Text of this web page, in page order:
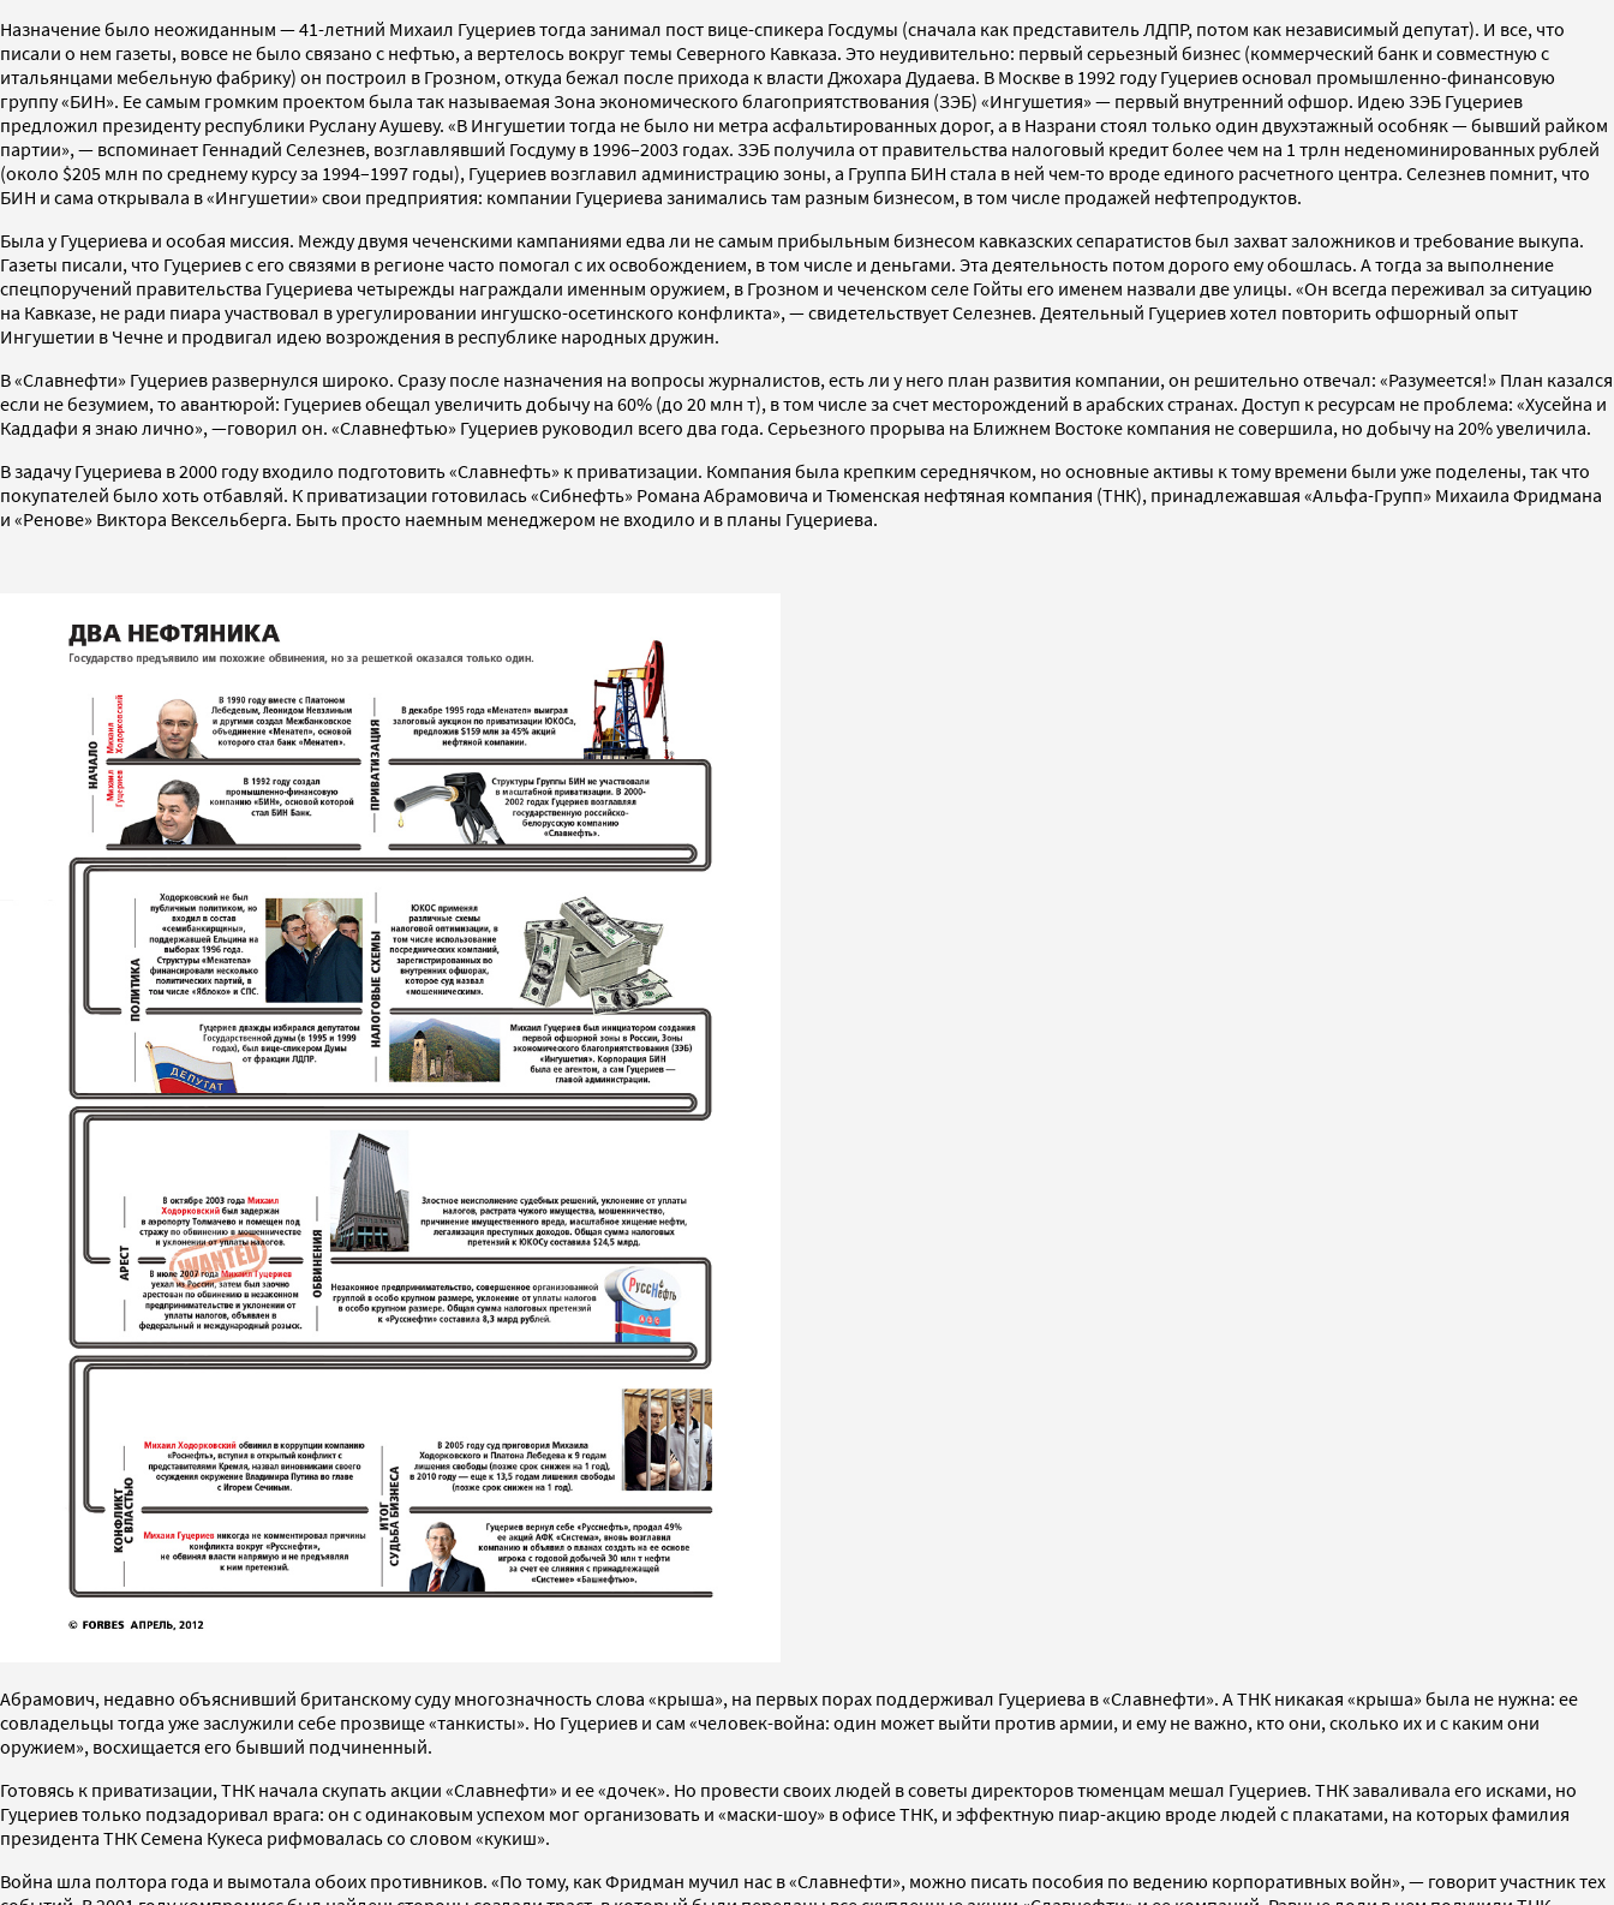
Назначение было неожиданным — 41-летний Михаил Гуцериев тогда занимал пост вице-спикера Госдумы (сначала как представитель ЛДПР, потом как независимый депутат). И все, что
писали о нем газеты, вовсе не было связано с нефтью, а вертелось вокруг темы Северного Кавказа. Это неудивительно: первый серьезный бизнес (коммерческий банк и совместную с
итальянцами мебельную фабрику) он построил в Грозном, откуда бежал после прихода к власти Джохара Дудаева. В Москве в 1992 году Гуцериев основал промышленно-финансовую
группу «БИН». Ее самым громким проектом была так называемая Зона экономического благоприятствования (ЗЭБ) «Ингушетия» — первый внутренний офшор. Идею ЗЭБ Гуцериев
предложил президенту республики Руслану Аушеву. «В Ингушетии тогда не было ни метра асфальтированных дорог, а в Назрани стоял только один двухэтажный особняк — бывший райком
партии», — вспоминает Геннадий Селезнев, возглавлявший Госдуму в 1996–2003 годах. ЗЭБ получила от правительства налоговый кредит более чем на 1 трлн неденоминированных рублей
(около $205 млн по среднему курсу за 1994–1997 годы), Гуцериев возглавил администрацию зоны, а Группа БИН стала в ней чем-то вроде единого расчетного центра. Селезнев помнит, что
БИН и сама открывала в «Ингушетии» свои предприятия: компании Гуцериева занимались там разным бизнесом, в том числе продажей нефтепродуктов.
Была у Гуцериева и особая миссия. Между двумя чеченскими кампаниями едва ли не самым прибыльным бизнесом кавказских сепаратистов был захват заложников и требование выкупа.
Газеты писали, что Гуцериев с его связями в регионе часто помогал с их освобождением, в том числе и деньгами. Эта деятельность потом дорого ему обошлась. А тогда за выполнение
спецпоручений правительства Гуцериева четырежды награждали именным оружием, в Грозном и чеченском селе Гойты его именем назвали две улицы. «Он всегда переживал за ситуацию
на Кавказе, не ради пиара участвовал в урегулировании ингушско-осетинского конфликта», — свидетельствует Селезнев. Деятельный Гуцериев хотел повторить офшорный опыт
Ингушетии в Чечне и продвигал идею возрождения в республике народных дружин.
В «Славнефти» Гуцериев развернулся широко. Сразу после назначения на вопросы журналистов, есть ли у него план развития компании, он решительно отвечал: «Разумеется!» План казался
если не безумием, то авантюрой: Гуцериев обещал увеличить добычу на 60% (до 20 млн т), в том числе за счет месторождений в арабских странах. Доступ к ресурсам не проблема: «Хусейна и
Каддафи я знаю лично», —говорил он. «Славнефтью» Гуцериев руководил всего два года. Серьезного прорыва на Ближнем Востоке компания не совершила, но добычу на 20% увеличила.
В задачу Гуцериева в 2000 году входило подготовить «Славнефть» к приватизации. Компания была крепким середнячком, но основные активы к тому времени были уже поделены, так что
покупателей было хоть отбавляй. К приватизации готовилась «Сибнефть» Романа Абрамовича и Тюменская нефтяная компания (ТНК), принадлежавшая «Альфа-Групп» Михаила Фридмана
и «Ренове» Виктора Вексельберга. Быть просто наемным менеджером не входило и в планы Гуцериева.
Абрамович, недавно объяснивший британскому суду многозначность слова «крыша», на первых порах поддерживал Гуцериева в «Славнефти». А ТНК никакая «крыша» была не нужна: ее
совладельцы тогда уже заслужили себе прозвище «танкисты». Но Гуцериев и сам «человек-война: один может выйти против армии, и ему не важно, кто они, сколько их и с каким они
оружием», восхищается его бывший подчиненный.
Готовясь к приватизации, ТНК начала скупать акции «Славнефти» и ее «дочек». Но провести своих людей в советы директоров тюменцам мешал Гуцериев. ТНК заваливала его исками, но
Гуцериев только подзадоривал врага: он с одинаковым успехом мог организовать и «маски-шоу» в офисе ТНК, и эффектную пиар-акцию вроде людей с плакатами, на которых фамилия
президента ТНК Семена Кукеса рифмовалась со словом «кукиш».
Война шла полтора года и вымотала обоих противников. «По тому, как Фридман мучил нас в «Славнефти», можно писать пособия по ведению корпоративных войн», — говорит участник тех